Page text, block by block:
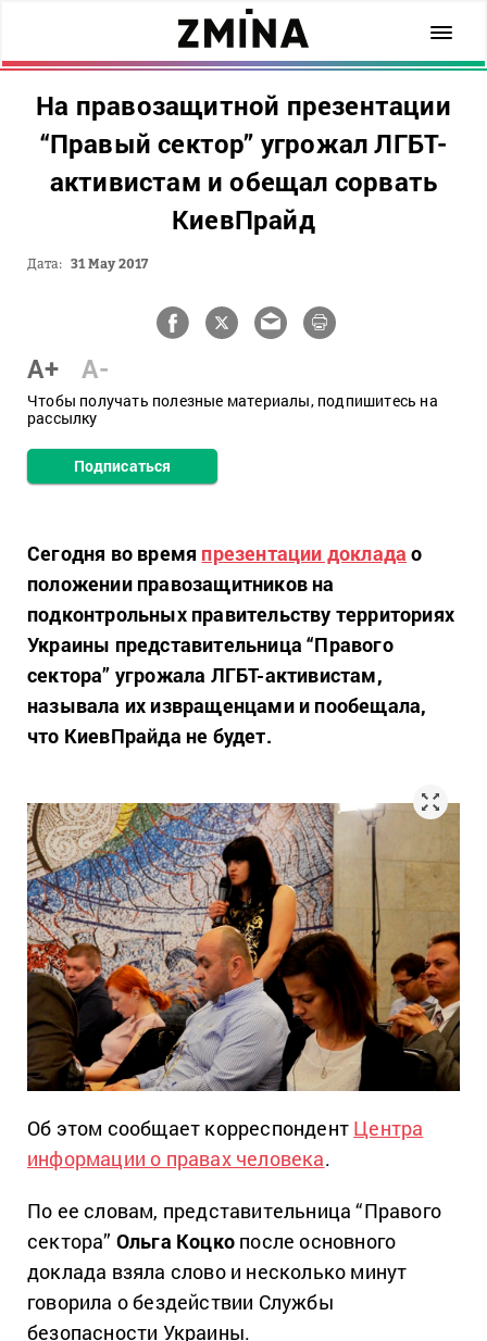
На правозащитной презентации
“Правый сектор” угрожал ЛГБТ-
активистам и обещал сорвать
КиевПрайд
Дата: 31 May 2017
A+ A-
Чтобы получать полезные материалы, подпишитесь на
рассылку
Подписаться
Сегодня во время презентации доклада о
положении правозащитников на
подконтрольных правительству территориях
Украины представительница “Правого
сектора” угрожала ЛГБТ-активистам,
называла их извращенцами и пообещала,
что КиевПрайда не будет.
Об этом сообщает корреспондент Центра
информации о правах человека.
По ее словам, представительница “Правого
сектора” Ольга Коцко после основного
доклада взяла слово и несколько минут
говорила о бездействии Службы
безопасности Украины.